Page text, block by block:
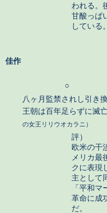
われる。
甘酸っぱ
している。
佳作
○
八ヶ月監禁されし引き
王朝は百年足らずに滅
の女王リリウオカラニ）
評）
欧米の干
メリカ最
クに表現
主として
「平和
革命に成
だ。